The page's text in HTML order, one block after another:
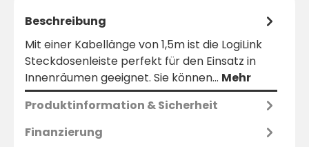
Beschreibung
Mit einer Kabellänge von 1,5m ist die LogiLink
Steckdosenleiste perfekt für den Einsatz in
Innenräumen geeignet. Sie können… Mehr
Produktinformation & Sicherheit
Finanzierung